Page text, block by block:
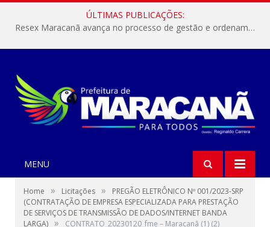
ÚLTIMAS PUBLICAÇÕES:
Resex Maracanã avança no processo de gestão e ordenamento do turismo em nossas áreas protegidas.
MENU
Home » Licitações »
PREGÃO ELETRÔNICO Nº 001/2023-SRP
(CONTRATAÇÃO DE EMPRESA ESPECIALIZADA PARA PRESTAÇÃO
DE SERVIÇOS DE TRANSMISSÃO DE DADOS/INTERNET BANDA
LARGA) » CONTRATO_20230120_fme – Maracanã (1) (2)